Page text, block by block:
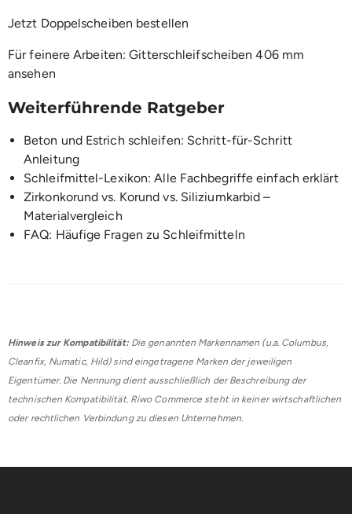
Jetzt Doppelscheiben bestellen
Für feinere Arbeiten:Gitterschleifscheiben 406 mm
ansehen
Weiterführende Ratgeber
Beton und Estrich schleifen: Schritt-für-Schritt
Anleitung
Schleifmittel-Lexikon: Alle Fachbegriffe einfach erklärt
Zirkonkorund vs. Korund vs. Siliziumkarbid –
Materialvergleich
FAQ: Häufige Fragen zu Schleifmitteln
Hinweis zur Kompatibilität:Die genannten Markennamen (u.a. Columbus,
Cleanfix, Numatic, Hild) sind eingetragene Marken der jeweiligen
Eigentümer. Die Nennung dient ausschließlich der Beschreibung der
technischen Kompatibilität. Riwo Commerce steht in keiner wirtschaftlichen
oder rechtlichen Verbindung zu diesen Unternehmen.